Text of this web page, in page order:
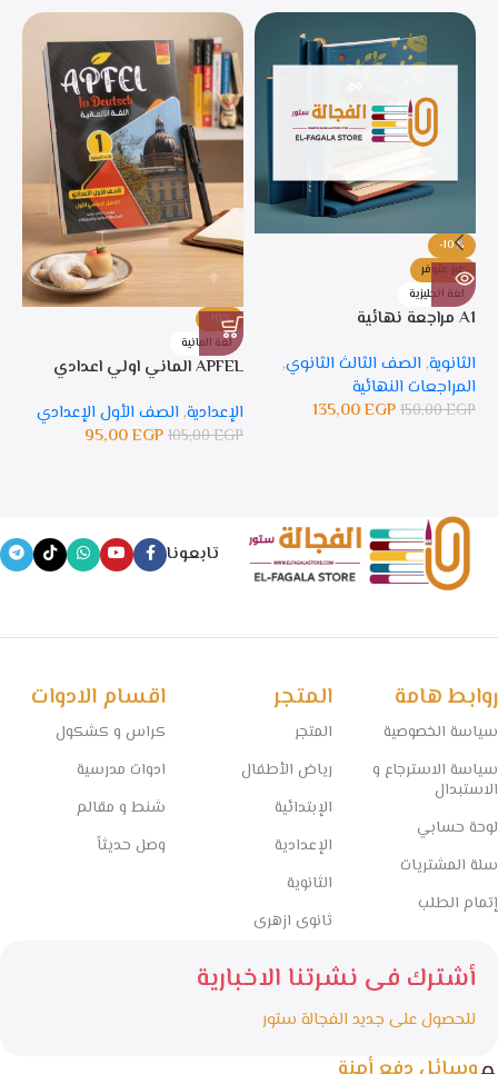
-10%
غير متوفر
لغة انجليزية
A1 مراجعة نهائية
الثانوية, الصف الثالث الثانوي,
المراجعات النهائية
150,00EGP
135,00EGP
-10%
لغة المانية
APFEL الماني اولي اعدادي
الإعدادية, الصف الأول الإعدادي
105,00EGP
95,00EGP
تابعونا
روابط هامة
سياسة الخصوصية
سياسة الاسترجاع و
الاستبدال
لوحة حسابي
سلة المشتريات
إتمام الطلب
المتجر
المتجر
رياض الأطفال
الإبتدائية
الإعدادية
الثانوية
ثانوى ازهرى
اقسام الادوات
كراس و كشكول
ادوات مدرسية
شنط و مقالم
وصل حديثاً
أشترك فى نشرتنا الاخبارية
للحصول على جديد الفجالة ستور